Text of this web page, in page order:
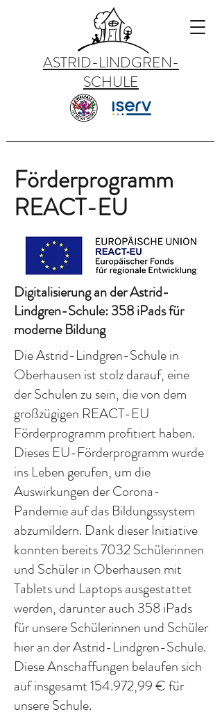
ASTRID-LINDGREN-
SCHULE
Förderprogramm
REACT-EU
Digitalisierung an der Astrid-
Lindgren-Schule: 358 iPads für
moderne Bildung
Die Astrid-Lindgren-Schule in
Oberhausen ist stolz darauf, eine
der Schulen zu sein, die von dem
großzügigen REACT-EU
Förderprogramm profitiert haben.
Dieses EU-Förderprogramm wurde
ins Leben gerufen, um die
Auswirkungen der Corona-
Pandemie auf das Bildungssystem
abzumildern. Dank dieser Initiative
konnten bereits 7032 Schülerinnen
und Schüler in Oberhausen mit
Tablets und Laptops ausgestattet
werden, darunter auch 358 iPads
für unsere Schülerinnen und Schüler
hier an der Astrid-Lindgren-Schule.
Diese Anschaffungen belaufen sich
auf insgesamt 154.972,99 € für
unsere Schule.